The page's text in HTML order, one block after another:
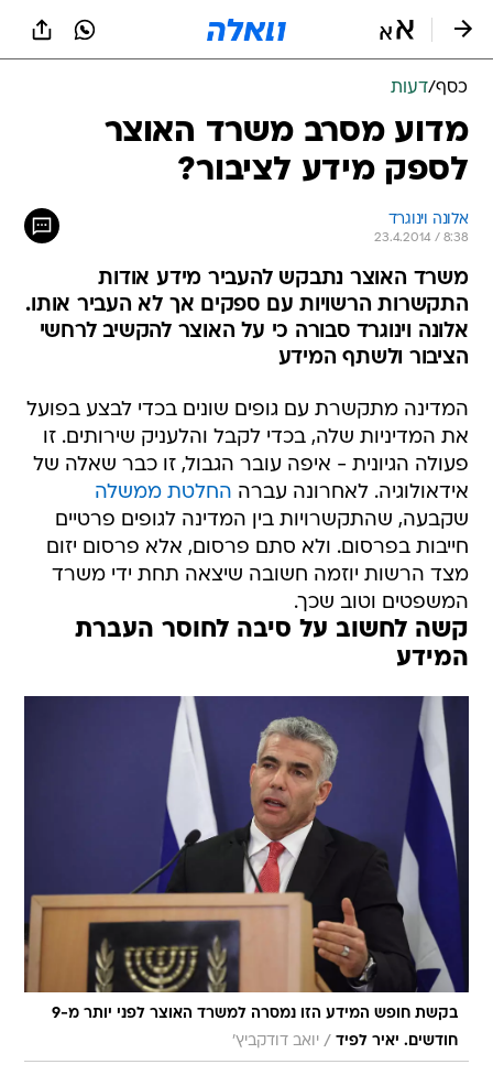
כסף/דעות
מדוע מסרב משרד האוצר
לספק מידע לציבור?
אלונה וינוגרד
23.4.2014 / 8:38
משרד האוצר נתבקש להעביר מידע אודות
התקשרות הרשויות עם ספקים אך לא העביר אותו.
אלונה וינוגרד סבורה כי על האוצר להקשיב לרחשי
הציבור ולשתף המידע
המדינה מתקשרת עם גופים שונים בכדי לבצע בפועל
את המדיניות שלה, בכדי לקבל והלעניק שירותים. זו
פעולה הגיונית - איפה עובר הגבול, זו כבר שאלה של
אידאולוגיה. לאחרונה עברה החלטת ממשלה
שקבעה, שהתקשרויות בין המדינה לגופים פרטיים
חייבות בפרסום. ולא סתם פרסום, אלא פרסום יזום
מצד הרשות יוזמה חשובה שיצאה תחת ידי משרד
המשפטים וטוב שכך.
קשה לחשוב על סיבה לחוסר העברת
המידע
בקשת חופש המידע הזו נמסרה למשרד האוצר לפני יותר מ-9
חודשים. יאיר לפיד / יואב דודקביץ'